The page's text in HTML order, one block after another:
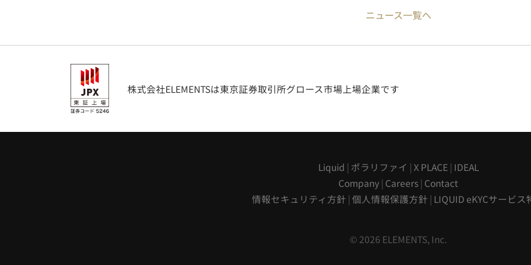
ニュース一覧へ
株式会社ELEMENTSは東京証券取引所グロース市場上場企業です
Liquid | ポラリファイ | X PLACE | IDEAL
Company| Careers| Contact
情報セキュリティ方針 |個人情報保護方針 | LIQUID eKYCサービス
© 2026 ELEMENTS, Inc.